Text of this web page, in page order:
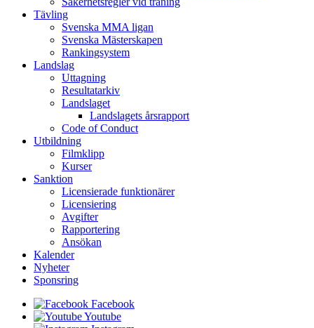
Tävling
Svenska MMA ligan
Svenska Mästerskapen
Rankingsystem
Landslag
Uttagning
Resultatarkiv
Landslaget
Landslagets årsrapport
Code of Conduct
Utbildning
Filmklipp
Kurser
Sanktion
Licensierade funktionärer
Licensiering
Avgifter
Rapportering
Ansökan
Kalender
Nyheter
Sponsring
Facebook
Youtube